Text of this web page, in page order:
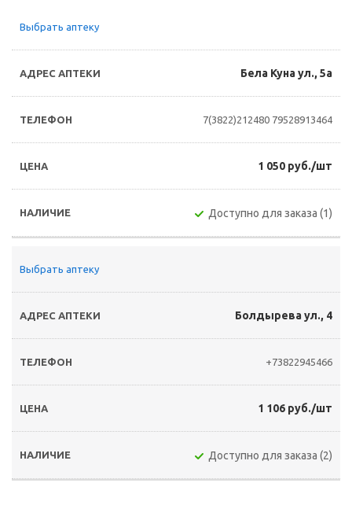
Выбрать аптеку
Бела Куна ул., 5а
7(3822)212480 79528913464
1 050 руб./шт
Доступно для заказа (1)
Выбрать аптеку
Болдырева ул., 4
+73822945466
1 106 руб./шт
Доступно для заказа (2)